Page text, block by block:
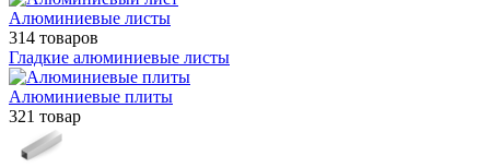
Алюминиевые листы
314 товаров
Гладкие алюминиевые листы
Алюминиевые плиты
321 товар